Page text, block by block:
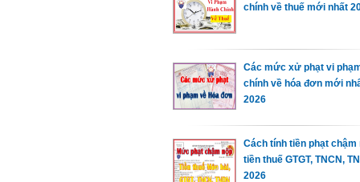
chính về thuế mới nhất
Các mức xử phạt vi
chính về hóa đơn mới
2026
Cách tính tiền phạt chậm
tiền thuế GTGT, TNCN,
2026